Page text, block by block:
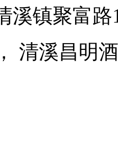
溪镇聚富路
清溪昌